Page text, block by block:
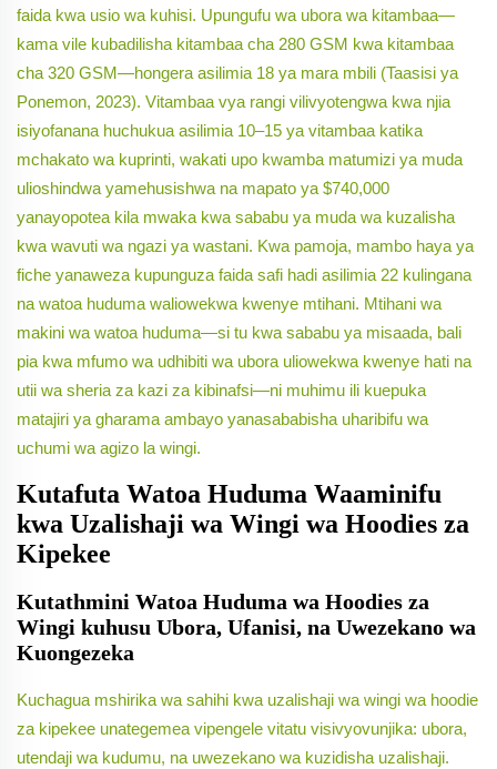
faida kwa usio wa kuhisi. Upungufu wa ubora wa kitambaa—
kama vile kubadilisha kitambaa cha 280 GSM kwa kitambaa
cha 320 GSM—hongera asilimia 18 ya mara mbili (Taasisi ya
Ponemon, 2023). Vitambaa vya rangi vilivyotengwa kwa njia
isiyofanana huchukua asilimia 10–15 ya vitambaa katika
mchakato wa kuprinti, wakati upo kwamba matumizi ya muda
ulioshindwa yamehusishwa na mapato ya $740,000
yanayopotea kila mwaka kwa sababu ya muda wa kuzalisha
kwa wavuti wa ngazi ya wastani. Kwa pamoja, mambo haya ya
fiche yanaweza kupunguza faida safi hadi asilimia 22 kulingana
na watoa huduma waliowekwa kwenye mtihani. Mtihani wa
makini wa watoa huduma—si tu kwa sababu ya misaada, bali
pia kwa mfumo wa udhibiti wa ubora uliowekwa kwenye hati na
utii wa sheria za kazi za kibinafsi—ni muhimu ili kuepuka
matajiri ya gharama ambayo yanasababisha uharibifu wa
uchumi wa agizo la wingi.
Kutafuta Watoa Huduma Waaminifu
kwa Uzalishaji wa Wingi wa Hoodies za
Kipekee
Kutathmini Watoa Huduma wa Hoodies za
Wingi kuhusu Ubora, Ufanisi, na Uwezekano wa
Kuongezeka
Kuchagua mshirika wa sahihi kwa uzalishaji wa wingi wa hoodie
za kipekee unategemea vipengele vitatu visivyovunjika: ubora,
utendaji wa kudumu, na uwezekano wa kuzidisha uzalishaji.